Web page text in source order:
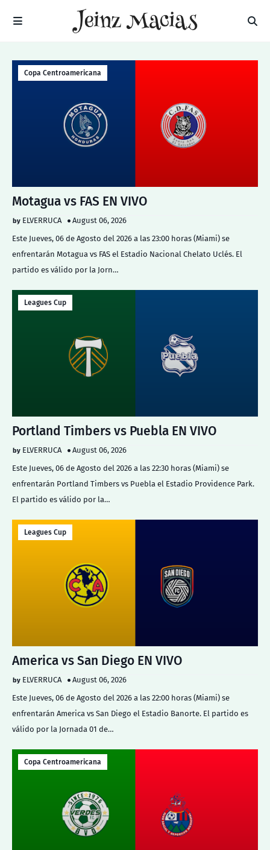
Copa Centroamericana
Motagua vs FAS EN VIVO
ELVERRUCA
August 06, 2026
Este Jueves, 06 de Agosto del 2026 a las 23:00 horas (Miami) se
enfrentarán Motagua vs FAS el Estadio Nacional Chelato Uclés. El
partido es válido por la Jorn…
Leagues Cup
Portland Timbers vs Puebla EN VIVO
ELVERRUCA
August 06, 2026
Este Jueves, 06 de Agosto del 2026 a las 22:30 horas (Miami) se
enfrentarán Portland Timbers vs Puebla el Estadio Providence Park.
El partido es válido por la…
Leagues Cup
America vs San Diego EN VIVO
ELVERRUCA
August 06, 2026
Este Jueves, 06 de Agosto del 2026 a las 22:00 horas (Miami) se
enfrentarán America vs San Diego el Estadio Banorte. El partido es
válido por la Jornada 01 de…
Copa Centroamericana